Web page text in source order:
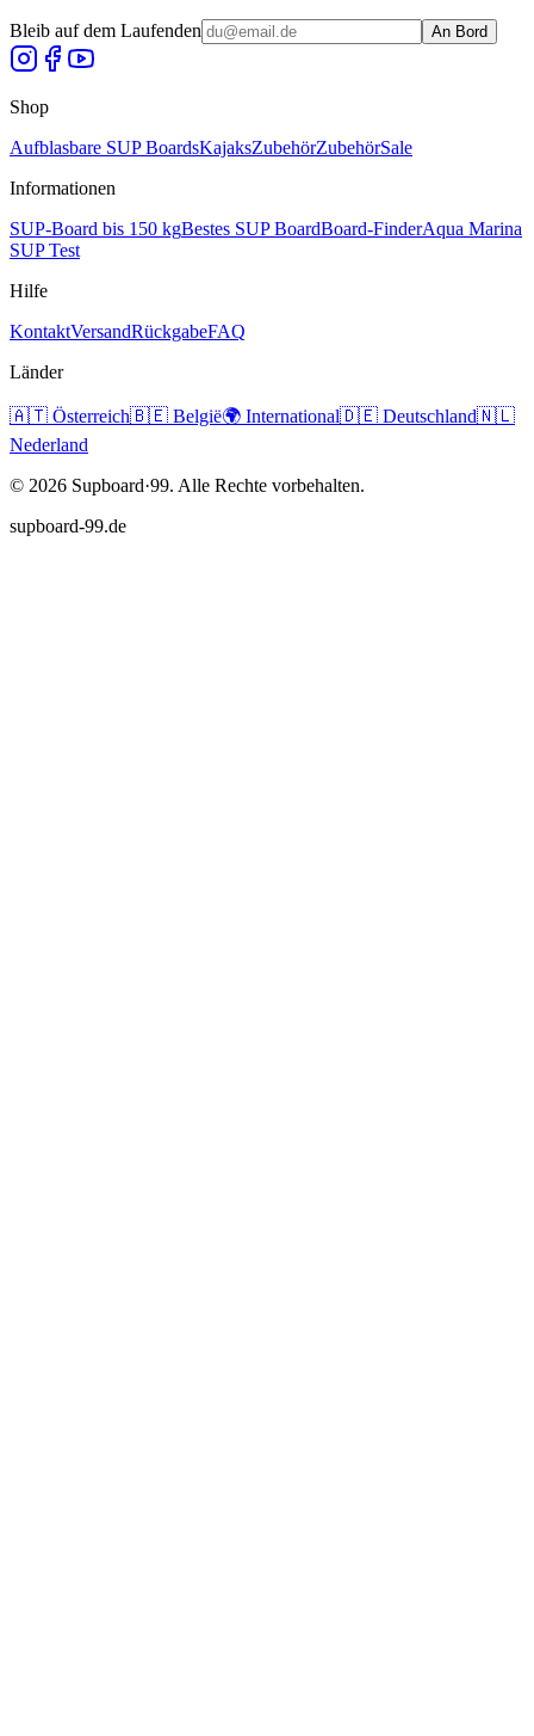
Bleib auf dem Laufenden An Bord
Shop
Aufblasbare SUP BoardsKajaksZubehörZubehörSale
Informationen
SUP-Board bis 150 kgBestes SUP BoardBoard-FinderAqua Marina
SUP Test
Hilfe
KontaktVersandRückgabeFAQ
Länder
🇦🇹 Österreich🇧🇪 België🌍 International🇩🇪 Deutschland🇳🇱
Nederland
© 2026 Supboard·99. Alle Rechte vorbehalten.
supboard-99.de